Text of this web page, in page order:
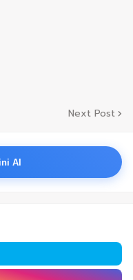
Next Post
AI